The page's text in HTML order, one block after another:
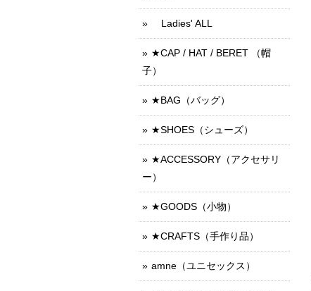
Ladies' ALL
★CAP / HAT / BERET （帽
子）
★BAG（バッグ）
★SHOES（シューズ）
★ACCESSORY（アクセサリ
ー）
★GOODS（小物）
★CRAFTS（手作り品）
amne（ユニセックス）